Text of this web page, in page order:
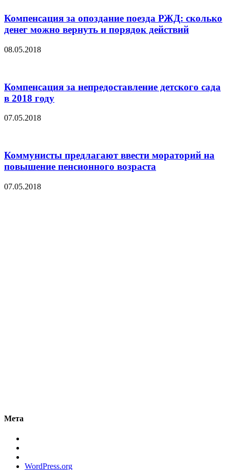
Компенсация за опоздание поезда РЖД: сколько
денег можно вернуть и порядок действий
08.05.2018
Компенсация за непредоставление детского сада
в 2018 году
07.05.2018
Коммунисты предлагают ввести мораторий на
повышение пенсионного возраста
07.05.2018
Мета
WordPress.org